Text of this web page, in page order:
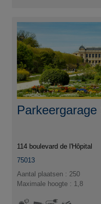
114 boulevard de l'Hôpital
75013
Aantal plaatsen : 250
Maximale hoogte : 1,8